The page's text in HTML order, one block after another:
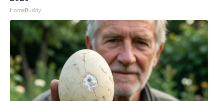
HomeBuddy